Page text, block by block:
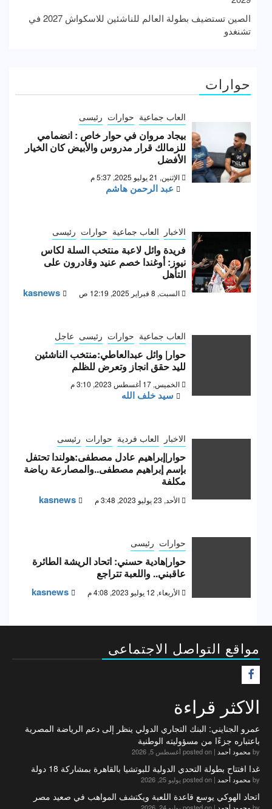
الصين تستضيف بطولة العالم للناشئين للاسكواش 2027 في
تشنغدو
حوارات
العاب جماعية حوارات رئيسى
بيجاد مروان في حوار خاص : انضمامي
للزمالك قرار مدروس والأبيض كان الخيار
الأفضل
الإثنين, 21 يوليو 2025, 5:37 م
عبد الرحمن هاشم
الاخبار العاب جماعية حوارات رئيسى
فريدة وائل لاعبة منتخب السلة لكاس
نيوز: أوغندا خصم عنيد وقادرون على
التأهل
السبت, 8 فبراير 2025, 12:19 ص kasnews
العاب جماعية حوارات رئيسى عاجل
حوار| وائل عبدالعاطي:منتخب الناشئين
لليد حقق انجاز وتعرض للظلم
الخميس, 17 أغسطس 2023, 3:10 م
سيد خلف الله
الاخبار العاب فردية حوارات رئيسى
حوار|إبراهيم عادل مصطفى:هولندا تحتفل
بإسم إبراهيم مصطفى..والمصارعة رياضة
مكلفة
الأحد, 23 يوليو 2023, 3:48 م kasnews
حوارات رئيسى
حوار|هادية حسني: اتحاد الريشة الطائرة
عاقبني.. واللعبة تتراجع
الأربعاء, 12 يوليو 2023, 4:08 م kasnews
مواقع التواصل الاجتماعى
الاكثر قراءة
عمرو الجنايني: البنك التجاري الدولي ينظر إلى دعم الرياضة المصرية
باعتباره جزءًا من مسؤوليته الوطنية
by محمود أحمد | posted on أغسطس 5, 2026
غدا افتتاح بطولة التحدي الدولية للبوتشيا بالقاهرة بمشاركة 18 دولة
by محمود أحمد | posted on يوليو 25, 2026
اتحاد الهوكي يوسع قاعدة اللعبة ويكتشف المواهب في صعيد مصر